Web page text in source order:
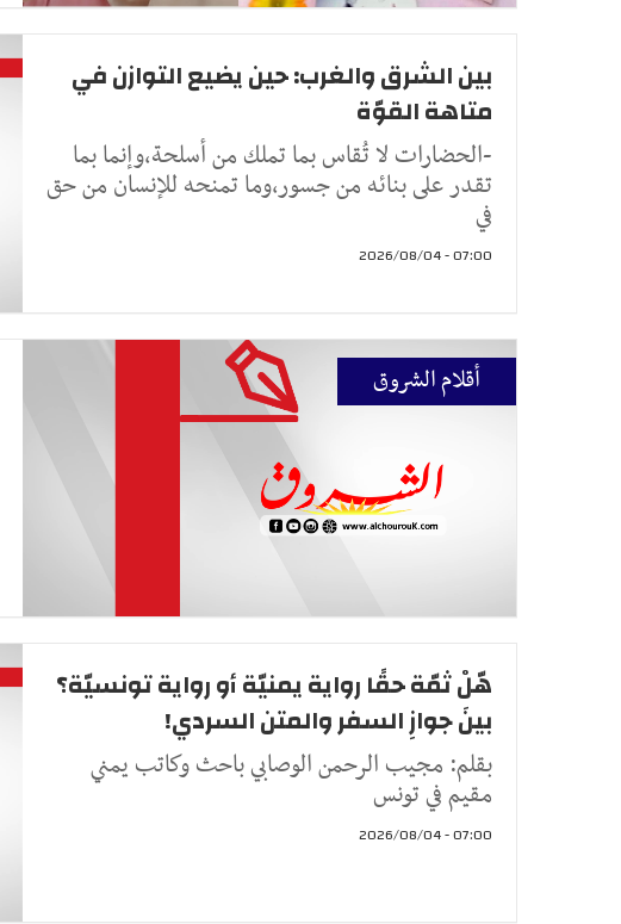
بين الشرق والغرب: حين يضيع التوازن في
متاهة القوّة
-الحضارات لا تُقاس بما تملك من أسلحة،وإنما بما
تقدر على بنائه من جسور،وما تمنحه للإنسان من حق
في
07:00 - 2026/08/04
أقلام الشروق
هّلْ ثمّة حقًا رواية يمنيّة أو رواية تونسيّة؟
بينَ جوازِ السفر والمتن السردي!
بقلم: مجيب الرحمن الوصابي باحث وكاتب يمني
مقيم في تونس
07:00 - 2026/08/04